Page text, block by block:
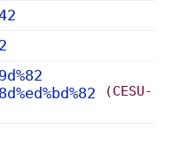
(CESU-